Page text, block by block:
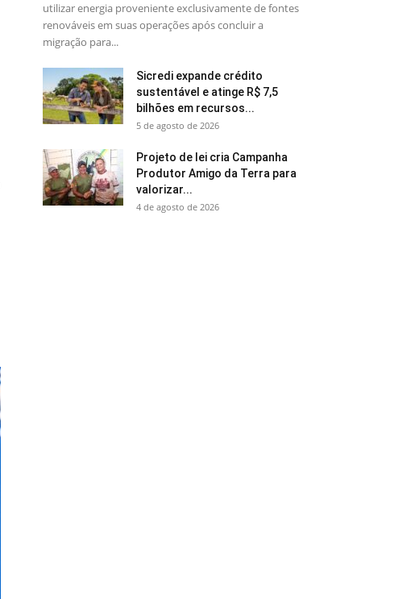
utilizar energia proveniente exclusivamente de fontes
renováveis em suas operações após concluir a
migração para...
Sicredi expande crédito
sustentável e atinge R$ 7,5
bilhões em recursos...
5 de agosto de 2026
Projeto de lei cria Campanha
Produtor Amigo da Terra para
valorizar...
4 de agosto de 2026